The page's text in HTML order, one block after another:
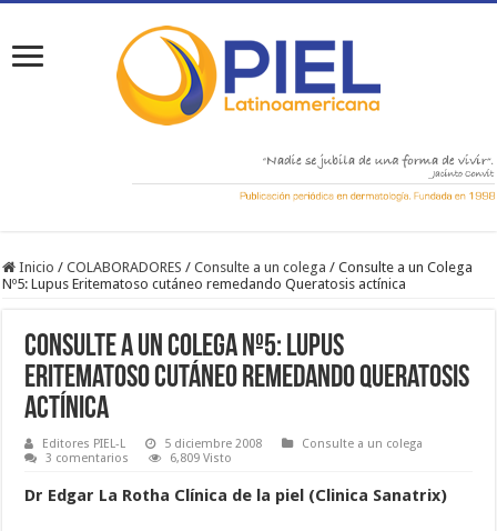
Inicio / COLABORADORES / Consulte a un colega / Consulte a un Colega
Nº5: Lupus Eritematoso cutáneo remedando Queratosis actínica
Consulte a un Colega Nº5: Lupus
Eritematoso cutáneo remedando Queratosis
actínica
Editores PIEL-L 5 diciembre 2008
Consulte a un colega
3 comentarios
6,809 Visto
Dr Edgar La Rotha Clínica de la piel (Clinica Sanatrix)